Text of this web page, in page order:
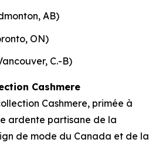
AB)
ON)
C.-B)
Cashmere
Cashmere, primée à
ardente partisane de la
de mode du Canada et de la